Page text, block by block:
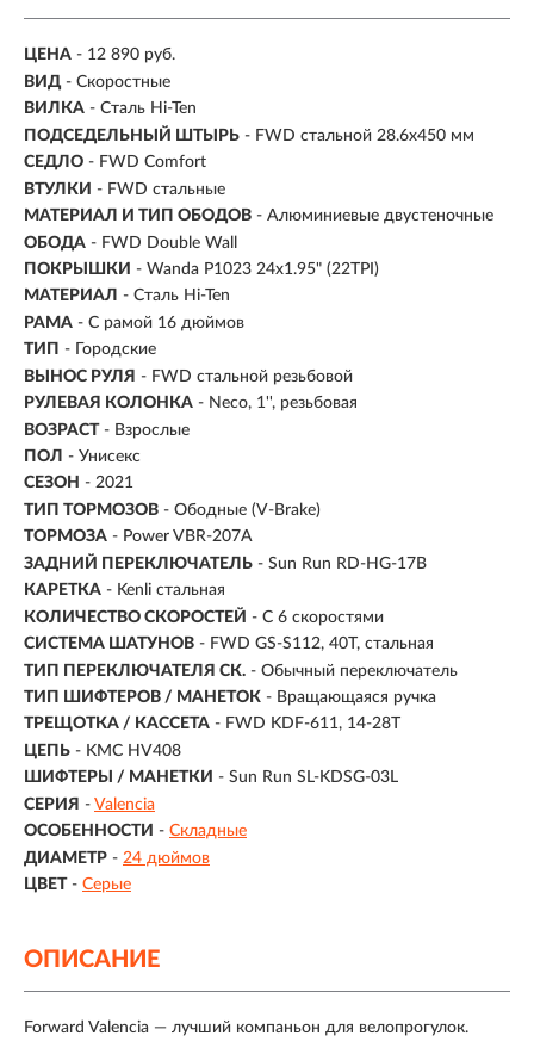
ЦЕНА - 12 890 руб.
ВИД - Скоростные
ВИЛКА - Сталь Hi-Ten
ПОДСЕДЕЛЬНЫЙ ШТЫРЬ - FWD стальной 28.6x450 мм
СЕДЛО - FWD Comfort
ВТУЛКИ - FWD стальные
МАТЕРИАЛ И ТИП ОБОДОВ - Алюминиевые двустеночные
ОБОДА - FWD Double Wall
ПОКРЫШКИ - Wanda P1023 24x1.95" (22TPI)
МАТЕРИАЛ - Сталь Hi-Ten
РАМА - С рамой 16 дюймов
ТИП -
Городские
ВЫНОС РУЛЯ - FWD стальной резьбовой
РУЛЕВАЯ КОЛОНКА - Neco, 1'', резьбовая
ВОЗРАСТ - Взрослые
ПОЛ - Унисекс
СЕЗОН - 2021
ТИП ТОРМОЗОВ - Ободные (V-Brake)
ТОРМОЗА - Power VBR-207A
ЗАДНИЙ ПЕРЕКЛЮЧАТЕЛЬ - Sun Run RD-HG-17B
КАРЕТКА - Kenli стальная
КОЛИЧЕСТВО СКОРОСТЕЙ - С 6 скоростями
СИСТЕМА ШАТУНОВ - FWD GS-S112, 40T, стальная
ТИП ПЕРЕКЛЮЧАТЕЛЯ СК. - Обычный переключатель
ТИП ШИФТЕРОВ / МАНЕТОК - Вращающаяся ручка
ТРЕЩОТКА / КАССЕТА - FWD KDF-611, 14-28T
ЦЕПЬ - KMC HV408
ШИФТЕРЫ / МАНЕТКИ - Sun Run SL-KDSG-03L
СЕРИЯ - Valencia
ОСОБЕННОСТИ - Складные
ДИАМЕТР - 24 дюймов
ЦВЕТ - Серые
ОПИСАНИЕ
Forward Valencia — лучший компаньон для велопрогулок.